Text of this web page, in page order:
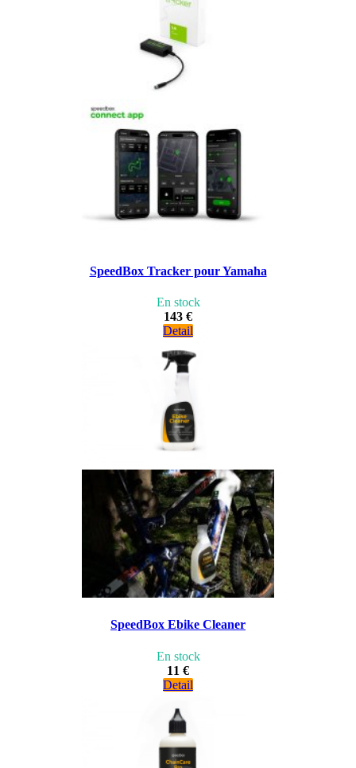
SpeedBox Tracker pour Yamaha
En stock
143 €
Detail
SpeedBox Ebike Cleaner
En stock
11 €
Detail